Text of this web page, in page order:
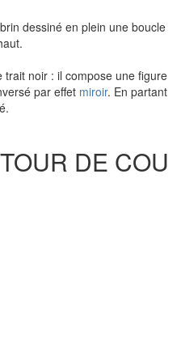
dessiné en plein une boucle
trait noir : il compose une figure
par effet miroir. En partant
DE COU